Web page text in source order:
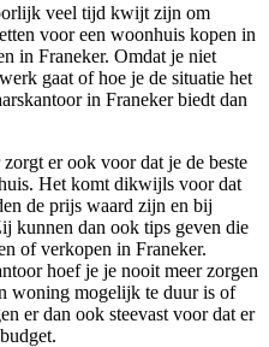
veel tijd kwijt zijn om
voor een woonhuis kopen in
in Franeker. Omdat je niet
gaat of hoe je de situatie het
in Franeker biedt dan
er ook voor dat je de beste
Het komt dikwijls voor dat
de prijs waard zijn en bij
kunnen dan ook tips geven die
of verkopen in Franeker.
hoef je je nooit meer zorgen
woning mogelijk te duur is of
er dan ook steevast voor dat er